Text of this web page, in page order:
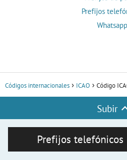
Prefijos
Whatsapp
Códigos internacionales ICAO Código
Subir
Prefijos telefónicos